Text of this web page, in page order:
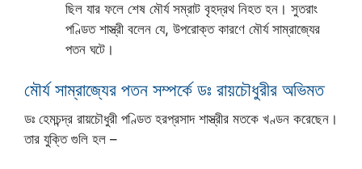
ছিল যার ফলে শেষ মৌর্য সম্রাট বৃহদ্রথ নিহত হন। সুতরাং
পণ্ডিত শাস্ত্রী বলেন যে, উপরোক্ত কারণে মৌর্য সাম্রাজ্যের
পতন ঘটে।
মৌর্য সাম্রাজ্যের পতন সম্পর্কে ডঃ রায়চৌধুরীর অভিমত
ডঃ হেমচন্দ্র রায়চৌধুরী পণ্ডিত হরপ্রসাদ শাস্ত্রীর মতকে খণ্ডন করেছেন।
তার যুক্তি গুলি হল –